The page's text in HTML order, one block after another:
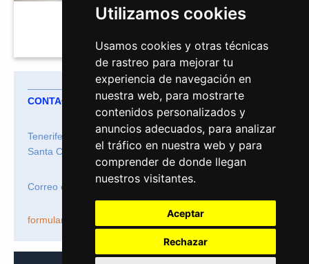
Utilizamos cookies
Usamos cookies y otras técnicas
de rastreo para mejorar tu
experiencia de navegación en
nuestra web, para mostrarte
contenidos personalizados y
anuncios adecuados, para analizar
el tráfico en nuestra web y para
comprender de donde llegan
nuestros visitantes.
Aceptar
Rechazar
CONTACTO
Tenerife Ocio
Santa Cruz de Tenerife
Correo electrónico: info@tenerifeocio.com
formulario de contacto